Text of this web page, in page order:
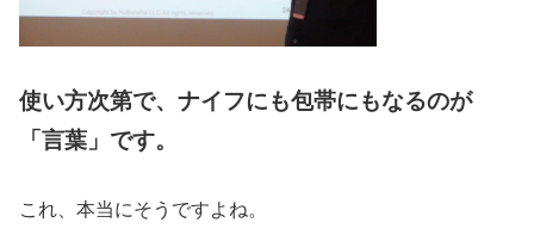
使い方次第で、ナイフにも包帯にもなるのが
「言葉」です。
これ、本当にそうですよね。